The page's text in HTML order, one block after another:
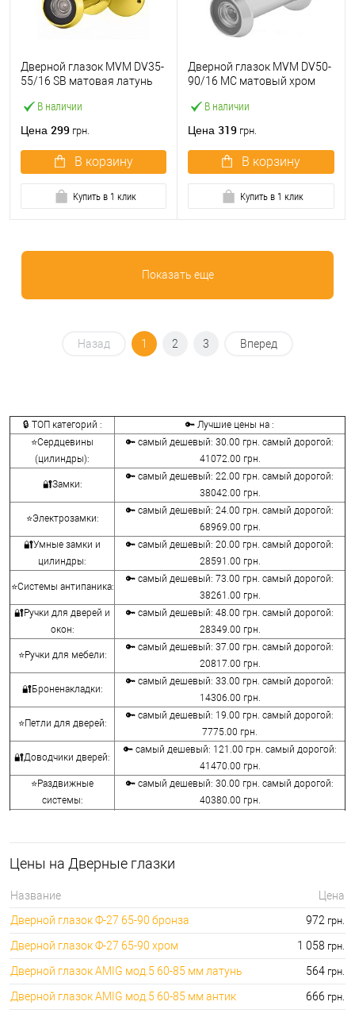
В наличии
Дверной глазок MVM DV35-
55/16 SB матовая латунь
Цена 299 грн.
В корзину
Купить в 1 клик
В наличии
Дверной глазок MVM DV50-
90/16 MC матовый хром
Цена 319 грн.
В корзину
Купить в 1 клик
Показать еще
Назад 1 2 3 Вперед
🔒 ТОП категорий :
🔑 Лучшие цены на :
⭐Сердцевины
(цилиндры):
🔑 самый дешевый: 30.00 грн. самый дорогой:
41072.00 грн.
🔐Замки:
🔑 самый дешевый: 22.00 грн. самый дорогой:
38042.00 грн.
⭐Электрозамки:
🔑 самый дешевый: 24.00 грн. самый дорогой:
68969.00 грн.
🔐Умные замки и
цилиндры:
🔑 самый дешевый: 20.00 грн. самый дорогой:
28591.00 грн.
⭐Системы антипаника:
🔑 самый дешевый: 73.00 грн. самый дорогой:
38261.00 грн.
🔐Ручки для дверей и
окон:
🔑 самый дешевый: 48.00 грн. самый дорогой:
28349.00 грн.
⭐Ручки для мебели:
🔑 самый дешевый: 37.00 грн. самый дорогой:
20817.00 грн.
🔐Броненакладки:
🔑 самый дешевый: 33.00 грн. самый дорогой:
14306.00 грн.
⭐Петли для дверей:
🔑 самый дешевый: 19.00 грн. самый дорогой:
7775.00 грн.
🔐Доводчики дверей:
🔑 самый дешевый: 121.00 грн. самый дорогой:
41470.00 грн.
⭐Раздвижные
системы:
🔑 самый дешевый: 30.00 грн. самый дорогой:
40380.00 грн.
⭐Сейфы:
🔐Домофоны:
⭐Сигнализация AJAX:
🔑 самый дешевый: грн. самый дорогой: грн.
Цены на Дверные глазки
Название
Цена
Дверной глазок Ф-27 65-90 бронза
972 грн.
Дверной глазок Ф-27 65-90 хром 1 058 грн.
Дверной глазок AMIG мод.5 60-85 мм латунь 564 грн.
Дверной глазок AMIG мод.5 60-85 мм антик 666 грн.